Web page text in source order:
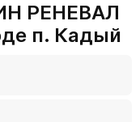
РЕНЕВАЛ
п. Кадый